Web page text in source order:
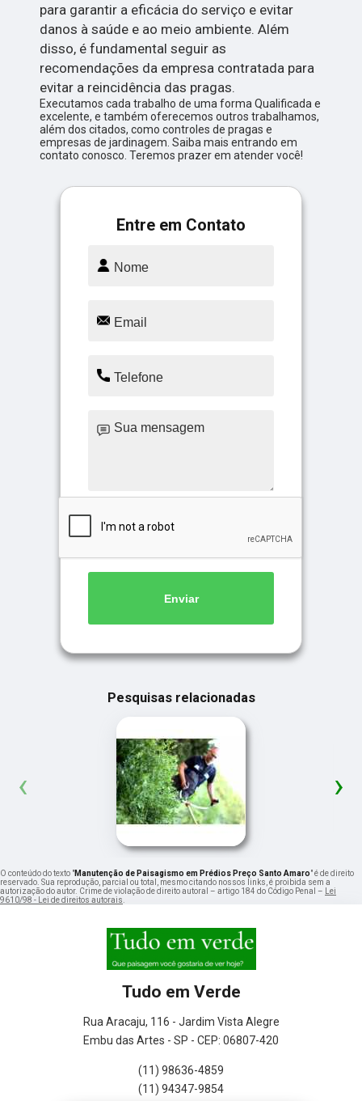
para garantir a eficácia do serviço e evitar
danos à saúde e ao meio ambiente. Além
disso, é fundamental seguir as
recomendações da empresa contratada para
evitar a reincidência das pragas.
Executamos cada trabalho de uma forma Qualificada e
excelente, e também oferecemos outros trabalhamos,
além dos citados, como controles de pragas e
empresas de jardinagem. Saiba mais entrando em
contato conosco. Teremos prazer em atender você!
Entre em Contato
Enviar
Pesquisas relacionadas
‹ ›
O conteúdo do texto "Manutenção de Paisagismo em Prédios Preço Santo Amaro" é de direito
reservado. Sua reprodução, parcial ou total, mesmo citando nossos links, é proibida sem a
autorização do autor. Crime de violação de direito autoral – artigo 184 do Código Penal –
Lei
9610/98 - Lei de direitos autorais
Tudo em Verde
Rua Aracaju, 116 - Jardim Vista Alegre
Embu das Artes - SP - CEP: 06807-420
(11) 98636-4859
(11) 94347-9854